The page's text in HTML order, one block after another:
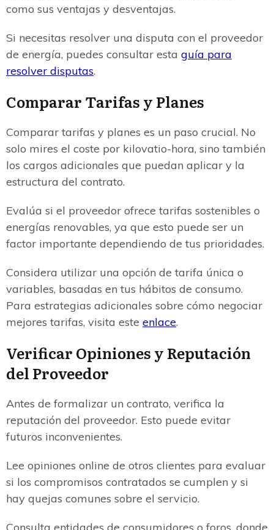
como sus ventajas y desventajas.
Si necesitas resolver una disputa con el proveedor
de energía, puedes consultar esta guía para
resolver disputas.
Comparar Tarifas y Planes
Comparar tarifas y planes es un paso crucial. No
solo mires el coste por kilovatio-hora, sino también
los cargos adicionales que puedan aplicar y la
estructura del contrato.
Evalúa si el proveedor ofrece tarifas sostenibles o
energías renovables, ya que esto puede ser un
factor importante dependiendo de tus prioridades.
Considera utilizar una opción de tarifa única o
variables, basadas en tus hábitos de consumo.
Para estrategias adicionales sobre cómo negociar
mejores tarifas, visita este enlace.
Verificar Opiniones y Reputación
del Proveedor
Antes de formalizar un contrato, verifica la
reputación del proveedor. Esto puede evitar
futuros inconvenientes.
Lee opiniones online de otros clientes para evaluar
si los compromisos contratados se cumplen y si
hay quejas comunes sobre el servicio.
Consulta entidades de consumidores o foros, donde